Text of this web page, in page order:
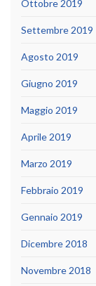
Ottobre 2019
Settembre 2019
Agosto 2019
Giugno 2019
Maggio 2019
Aprile 2019
Marzo 2019
Febbraio 2019
Gennaio 2019
Dicembre 2018
Novembre 2018